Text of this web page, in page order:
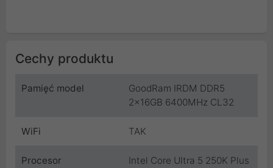
Cechy produktu
Pamięć model
GoodRam IRDM DDR5
2x16GB 6400MHz CL32
WiFi TAK
Procesor Intel Core Ultra 5 250K Plus